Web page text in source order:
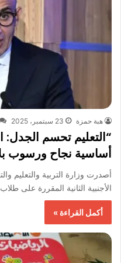
هبة حمزة 23 سبتمبر، 2025
“التعليم تحسم الجدل:
أساسية نجاح ورسوب
أصدرت وزارة التربية والتعليم
الأجنبية الثانية المقررة على
أكمل القراءة »